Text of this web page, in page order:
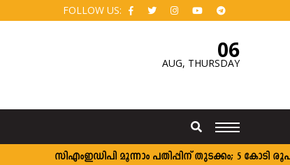
FOLLOW US:
06
AUG, THURSDAY
സി‌എംഇഡിപി മൂന്നാം പതിപ്പിന് തുടക്കം; 5 കോടി രൂപ